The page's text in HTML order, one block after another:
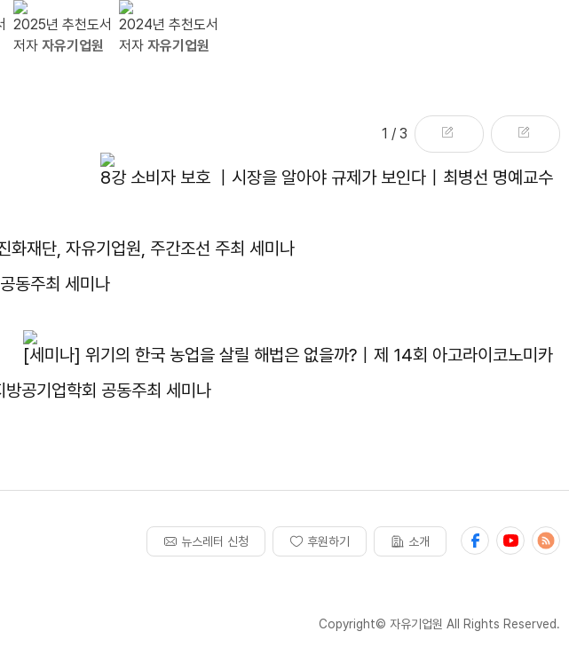
2025년 추천도서
저자 자유기업원
2024년 추천도서
저자 자유기업원
1 / 3
8강 소비자 보호 ｜시장을 알아야 규제가 보인다｜최병선 명예교수
재단, 자유기업원, 주간조선 주최 세미나
동주최 세미나
[세미나] 위기의 한국 농업을 살릴 해법은 없을까?｜제 14회 아고라이코노미카
공기업학회 공동주최 세미나
뉴스레터 신청 후원하기 소개
Copyright© 자유기업원 All Rights Reserved.